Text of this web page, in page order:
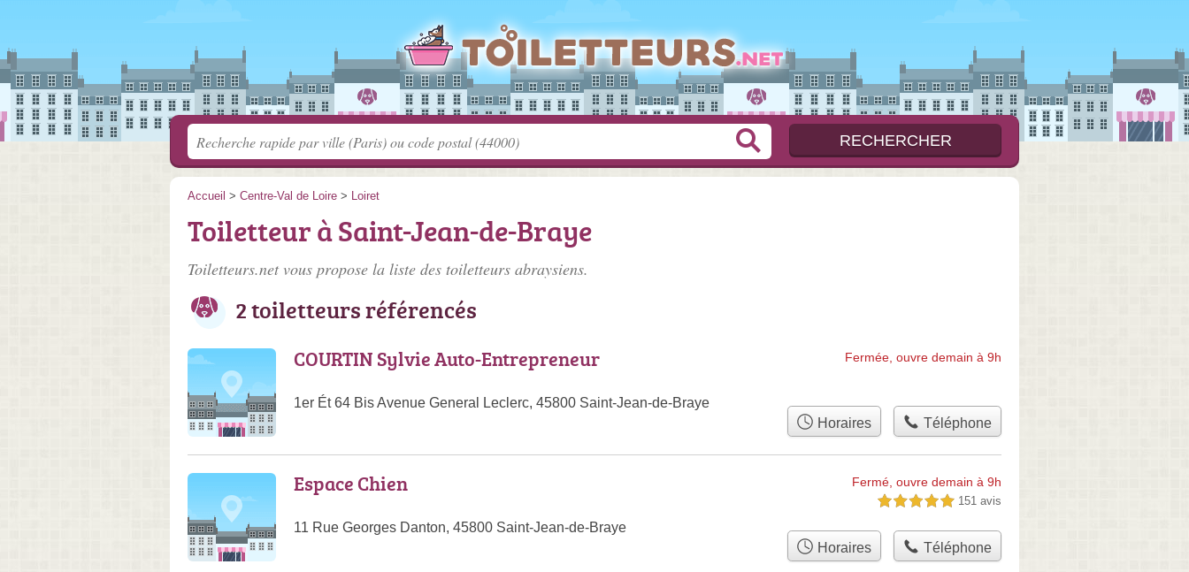
Accueil > Centre-Val de Loire > Loiret
Toiletteur à Saint-Jean-de-Braye
Toiletteurs.net vous propose la liste des toiletteurs abraysiens.
2 toiletteurs référencés
COURTIN Sylvie Auto-Entrepreneur
1er Ét 64 Bis Avenue General Leclerc, 45800 Saint-Jean-de-Braye
Fermée, ouvre demain à 9h
Horaires Téléphone
Espace Chien
11 Rue Georges Danton, 45800 Saint-Jean-de-Braye
Fermé, ouvre demain à 9h
5,0 étoiles sur 5 151 avis
Horaires Téléphone